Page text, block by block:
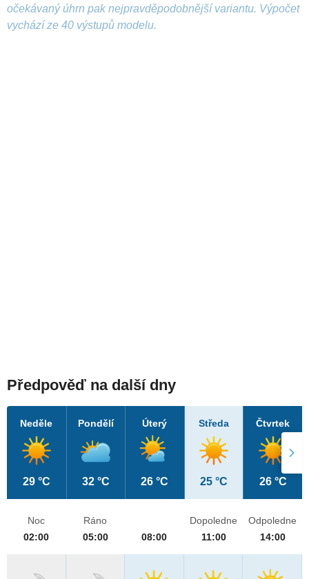
očekávaný úhrn pak nejpravděpodobnější variantu. Výpočet
vychází ze 40 výstupů modelu.
Předpověď na další dny
Neděle
29 °C
Pondělí
32 °C
Úterý
26 °C
Středa
25 °C
Čtvrtek
26 °C
Noc
02:00
Ráno
05:00
08:00
Dopoledne
11:00
Odpoledne
14:00